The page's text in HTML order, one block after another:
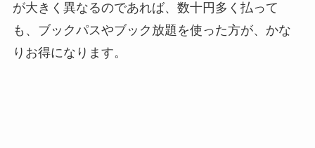
が大きく異なるのであれば、数十円多く払って
も、ブックパスやブック放題を使った方が、かな
りお得になります。